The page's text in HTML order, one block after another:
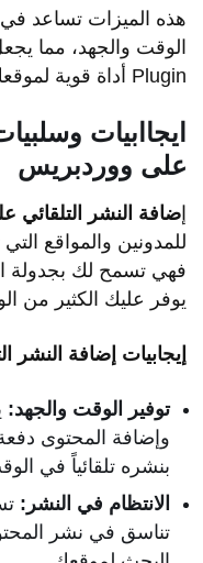
هذه الميزات تساعد في
Plugin أداة قوية لموقعك على ووردبريس.
ايجاابيات
على ووردبريس
ضافة النشر التلقائي
للمدونين والمواقع
فهي تسمح لك بجدولة
يوفر عليك الكثير من
إيجابيات إضافة النشر
توفير الوقت والجهد:
وإضافة المحتوى
بنشره تلقائياً في
الانتظام في النشر:
تناسق في نشر